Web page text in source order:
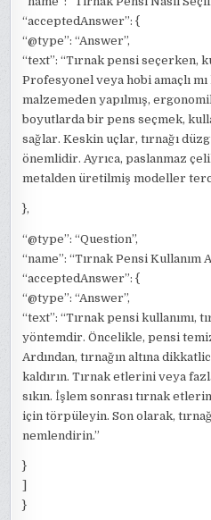
“acceptedAnswer”: {
“@type”: “Answer”,
“text”: “Tırnak pensi seçerken,
Profesyonel veya hobi amaçlı
malzemeden yapılmış,
boyutlarda bir pens seçmek,
sağlar. Keskin uçlar, tırnağı
önemlidir. Ayrıca, paslanmaz
metalden üretilmiş modeller
},
“@type”: “Question”,
“name”: “Tırnak Pensi Kullanım
“acceptedAnswer”: {
“@type”: “Answer”,
“text”: “Tırnak pensi kullanımı,
yöntemdir. Öncelikle, pensi
Ardından, tırnağın altına
kaldırın. Tırnak etlerini veya
sıkın. İşlem sonrası tırnak
için törpüleyin. Son olarak,
nemlendirin.”
}
}